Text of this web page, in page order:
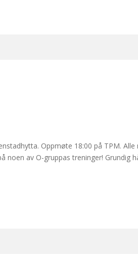
Oppmøte 18:00 på TPM.
av O-gruppas treninger! Grundig